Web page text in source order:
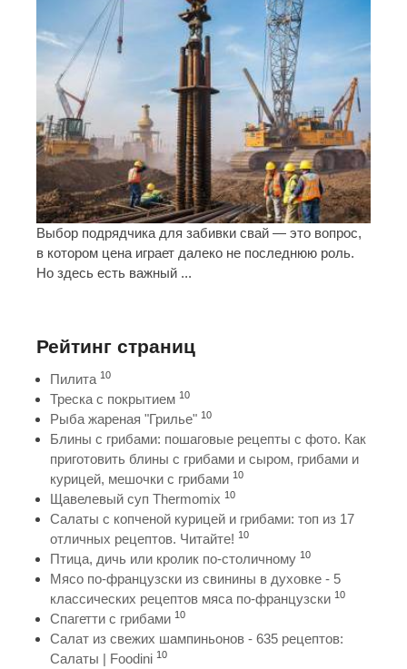
Выбор подрядчика для забивки свай — это вопрос,
в котором цена играет далеко не последнюю роль.
Но здесь есть важный ...
Рейтинг страниц
Пилита 10
Треска с покрытием 10
Рыба жареная "Грилье" 10
Блины с грибами: пошаговые рецепты с фото. Как
приготовить блины с грибами и сыром, грибами и
курицей, мешочки с грибами 10
Щавелевый суп Thermomix 10
Салаты с копченой курицей и грибами: топ из 17
отличных рецептов. Читайте! 10
Птица, дичь или кролик по-столичному 10
Мясо по-французски из свинины в духовке - 5
классических рецептов мяса по-французски 10
Спагетти с грибами 10
Салат из свежих шампиньонов - 635 рецептов:
Салаты | Foodini 10